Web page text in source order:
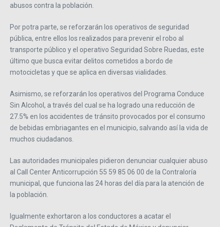
abusos contra la población.
Por potra parte, se reforzarán los operativos de seguridad
pública, entre ellos los realizados para prevenir el robo al
transporte público y el operativo Seguridad Sobre Ruedas, este
último que busca evitar delitos cometidos a bordo de
motocicletas y que se aplica en diversas vialidades.
Asimismo, se reforzarán los operativos del Programa Conduce
Sin Alcohol, a través del cual se ha logrado una reducción de
27.5% en los accidentes de tránsito provocados por el consumo
de bebidas embriagantes en el municipio, salvando así la vida de
muchos ciudadanos.
Las autoridades municipales pidieron denunciar cualquier abuso
al Call Center Anticorrupción 55 59 85 06 00 de la Contraloría
municipal, que funciona las 24 horas del día para la atención de
la población.
Igualmente exhortaron a los conductores a acatar el